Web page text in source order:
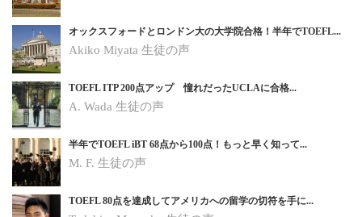
オックスフォードとロンドン大の大学院合格！半年でTOEFL...
Akiko Miyata 生徒の声
TOEFL ITP 200点アップ 憧れだったUCLAに合格...
A. Wada 生徒の声
半年でTOEFL iBT 68点から100点！もっと早く知って...
M. F. 生徒の声
TOEFL 80点を達成してアメリカへの留学の切符を手に...